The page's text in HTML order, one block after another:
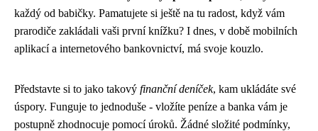
každý od babičky. Pamatujete si ještě na tu radost, když vám
prarodiče zakládali vaši první knížku? I dnes, v době mobilních
aplikací a internetového bankovnictví, má svoje kouzlo.
Představte si to jako takový finanční deníček, kam ukládáte své
úspory. Funguje to jednoduše - vložíte peníze a banka vám je
postupně zhodnocuje pomocí úroků. Žádné složité podmínky,